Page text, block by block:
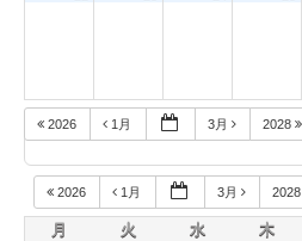
2026 1月 3月 2028
2026 1月 3月 2028
月 火 水 木